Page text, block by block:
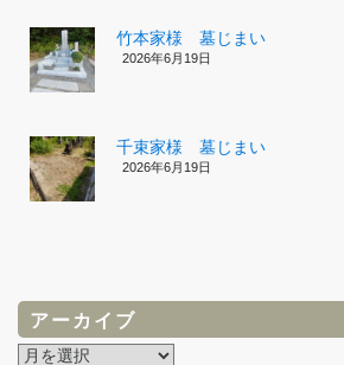
竹本家様 墓じまい
2026年6月19日
千束家様 墓じまい
2026年6月19日
アーカイブ
ア